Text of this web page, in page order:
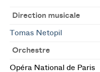
Direction musicale
Tomas Netopil
Orchestre
Opéra National de Paris